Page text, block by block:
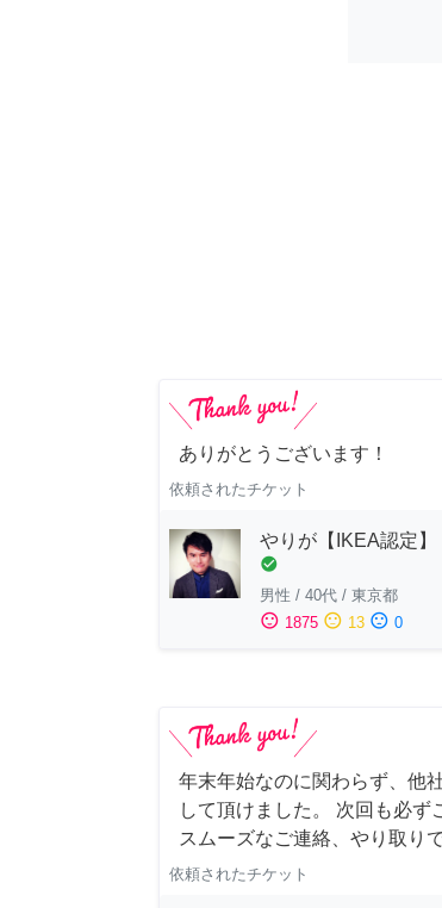
ありがとうございます！
依頼されたチケット
やりが【IKEA認定】
check_circle
男性 / 40代 / 東京都
sentiment_satisfied 1875 sentiment_neutral 13 sentiment_dissatisfied 0
年末年始なのに関わらず、他
して頂けました。 次回も必ず
スムーズなご連絡、やり取り
依頼されたチケット